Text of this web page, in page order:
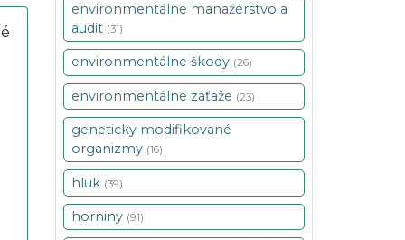
environmentálne manažérstvo a
audit (31)
environmentálne škody (26)
environmentálne záťaže (23)
geneticky modifikované
organizmy (16)
hluk (39)
horniny (91)